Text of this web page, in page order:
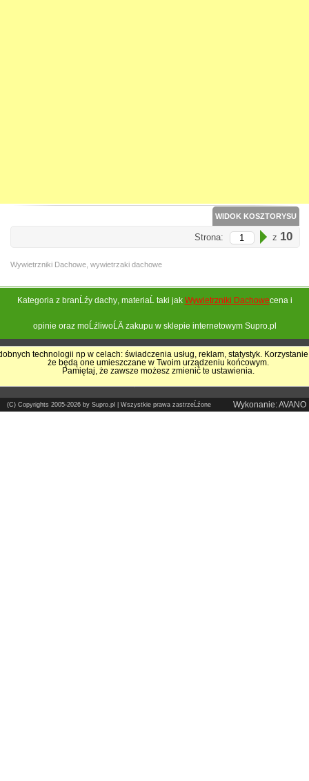
WIDOK KOSZTORYSU
Strona: z 10
Wywietrzniki Dachowe, wywietrzaki dachowe
Kategoria z branĹźy dachy, materiaĹ taki jak Wywietrzniki Dachowecena i
opinie oraz moĹźliwoĹÄ zakupu w sklepie internetowym Supro.pl
Pokrycia Dachowe - Supro.pl
Sklep internetowy
Wykonanie: AVANO
(C) Copyrights 2005-2026 by Supro.pl | Wszystkie prawa zastrzeĹźone
technologii np w celach: świadczenia usług, reklam, statystyk.
że będą one umieszczane w Twoim urządzeniu końcowym.
Pamiętaj, że zawsze możesz zmienić te ustawienia.